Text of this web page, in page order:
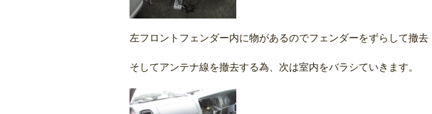
左フロントフェンダー内に物があるのでフェンダーをずらして撤去
そしてアンテナ線を撤去する為、次は室内をバラシていきます。